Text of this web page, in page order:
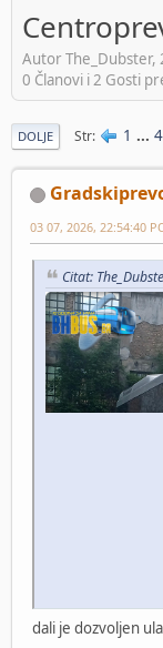
Autor The_Dubster,
0 Članovi i 2 Gosti
DOLJE Str 1 ... 4
03 07, 2026, 22:54:40
Citat:
dali je dozvoljen